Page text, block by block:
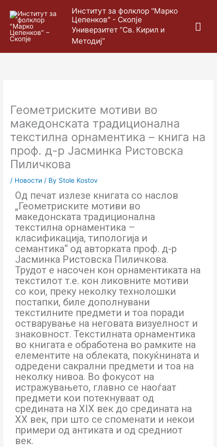
content
Институт за фолклор "Марко
Цепенков" - Скопје
Универзитет “Св. Кирил и
Методиј”
Геометриските мотиви во
македонската традиционална
текстилна орнаментика – книга на
проф. д-р Јасминка Ристовска
Пиличкова
/ Новости / By Stole Kostov
Од печат излезе книгата со наслов
„Геометриските мотиви во
македонската традиционална
текстилна орнаментика –
класификација, типологија и
семантика“ од авторката проф. д-р
Јасминка Ристовска Пиличкова.
Трудот е насочен кон орнаментиката на
текстилот т.е. кон ликовните мотиви
со кои, преку неколку технолошки
постапки, биле дополнувани
текстилните предмети и тоа поради
остварување на неговата визуелност и
знаковност. Текстилната орнаментика
во книгата е обработена во рамките на
елементите на облеката, покуќнината и
одредени сакрални предмети и тоа на
неколку нивоа. Во фокусот на
истражувањето, главно се наоѓаат
предмети кои потекнуваат од
средината на XIX век до средината на
XX век, при што се споменати и некои
примери од антиката и од средниот
век.